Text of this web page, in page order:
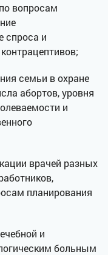
вопросам
спроса и
семьи в охране
абортов, уровня
и
врачей разных
планирования
и
больным